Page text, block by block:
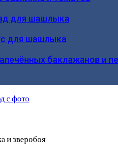
для шашлыка
для шашлыка
баклажанов и
и зверобоя